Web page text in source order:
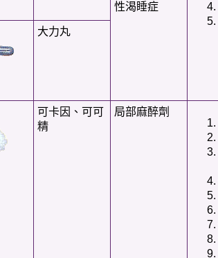
性渴睡症
大力丸
可卡因、可可
精
局部麻醉劑